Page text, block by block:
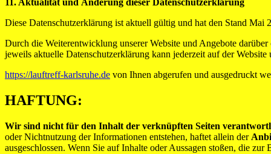
11. Aktualität und Änderung dieser Datenschutzerklärung
Diese Datenschutzerklärung ist aktuell gültig und hat den Stand Mai
Durch die Weiterentwicklung unserer Website und Angebote
jeweils aktuelle Datenschutzerklärung kann jederzeit auf der Website
https://lauftreff-karlsruhe.de von Ihnen abgerufen und ausgedruckt
HAFTUNG:
Wir sind nicht für den Inhalt der verknüpften Seiten
oder Nichtnutzung der Informationen entstehen, haftet allein der
ausgeschlossen. Wenn Sie auf Inhalte oder Aussagen stoßen, die